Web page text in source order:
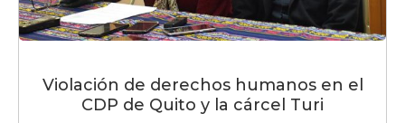
Violación de derechos humanos en el
CDP de Quito y la cárcel Turi